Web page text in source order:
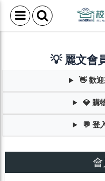
💡 麗文會
👋 歡
💎 購
💬 登
會